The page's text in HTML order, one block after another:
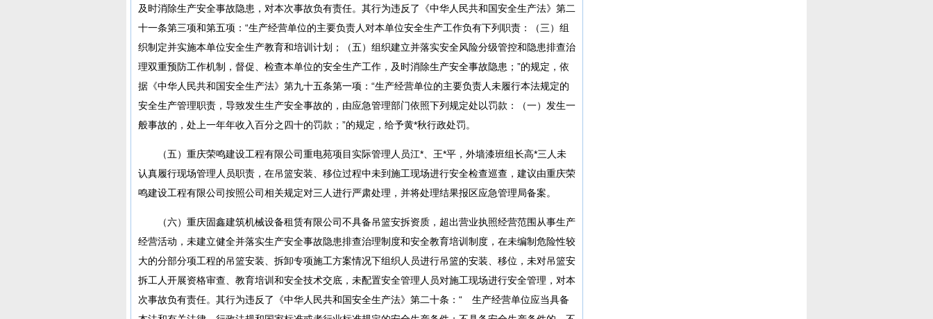
及时消除生产安全事故隐患，对本次事故负有责任。其行为违反了《中华人民共和国安全生产法》第二
十一条第三项和第五项：“生产经营单位的主要负责人对本单位安全生产工作负有下列职责：（三）组
织制定并实施本单位安全生产教育和培训计划；（五）组织建立并落实安全风险分级管控和隐患排查治
理双重预防工作机制，督促、检查本单位的安全生产工作，及时消除生产安全事故隐患；”的规定，依
据《中华人民共和国安全生产法》第九十五条第一项：“生产经营单位的主要负责人未履行本法规定的
安全生产管理职责，导致发生生产安全事故的，由应急管理部门依照下列规定处以罚款：（一）发生一
般事故的，处上一年年收入百分之四十的罚款；”的规定，给予黄*秋行政处罚。
（五）重庆荣鸣建设工程有限公司重电苑项目实际管理人员江*、王*平，外墙漆班组长高*三人未
认真履行现场管理人员职责，在吊篮安装、移位过程中未到施工现场进行安全检查巡查，建议由重庆荣
鸣建设工程有限公司按照公司相关规定对三人进行严肃处理，并将处理结果报区应急管理局备案。
（六）重庆固鑫建筑机械设备租赁有限公司不具备吊篮安拆资质，超出营业执照经营范围从事生产
经营活动，未建立健全并落实生产安全事故隐患排查治理制度和安全教育培训制度，在未编制危险性较
大的分部分项工程的吊篮安装、拆卸专项施工方案情况下组织人员进行吊篮的安装、移位，未对吊篮安
拆工人开展资格审查、教育培训和安全技术交底，未配置安全管理人员对施工现场进行安全管理，对本
次事故负有责任。其行为违反了《中华人民共和国安全生产法》第二十条：“ 生产经营单位应当具备